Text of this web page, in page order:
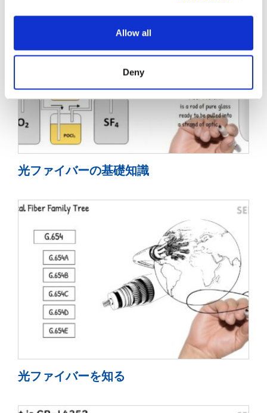
Allow all
Deny
光ファイバーの基礎知識
光ファイバーを知る